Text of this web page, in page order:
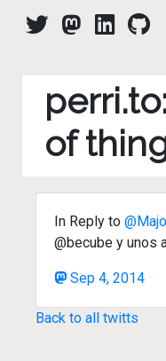
of
In Reply to
@becube y unos
Sep 4, 2014
Back to all twitts